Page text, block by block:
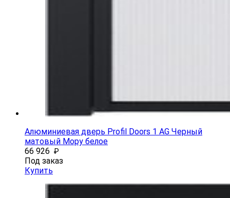
Алюминиевая дверь Profil Doors 1 AG Черный
матовый Мору белое
66 926 ₽
Под заказ
Купить